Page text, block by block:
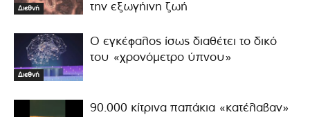
Διεθνή
την εξωγήινη ζωή
Διεθνή
Ο εγκέφαλος ίσως διαθέτει το δικό
του «χρονόμετρο ύπνου»
90.000 κίτρινα παπάκια «κατέλαβαν»